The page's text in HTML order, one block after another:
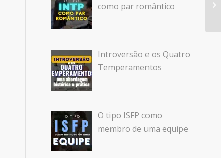
como par romântico
Introversão e os Quatro
Temperamentos
O tipo ISFP como
membro de uma equipe